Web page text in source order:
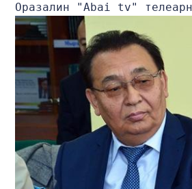
Оразалин "Abai tv"